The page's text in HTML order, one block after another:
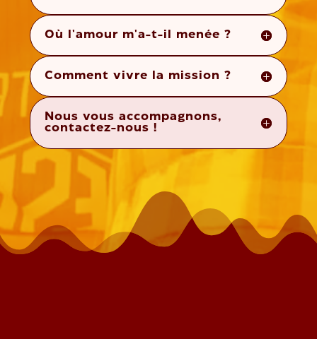
Où l'amour m'a-t-il menée ?
Comment vivre la mission ?
Nous vous accompagnons,
contactez-nous !